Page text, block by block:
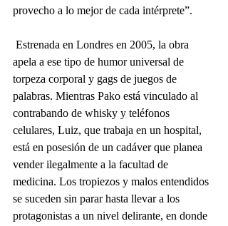
provecho a lo mejor de cada intérprete”.
apela a ese tipo de humor universal de
torpeza corporal y gags de juegos de
palabras. Mientras Pako está vinculado al
contrabando de whisky y teléfonos
celulares, Luiz, que trabaja en un hospital,
está en posesión de un cadáver que planea
vender ilegalmente a la facultad de
medicina. Los tropiezos y malos entendidos
se suceden sin parar hasta llevar a los
protagonistas a un nivel delirante, en donde